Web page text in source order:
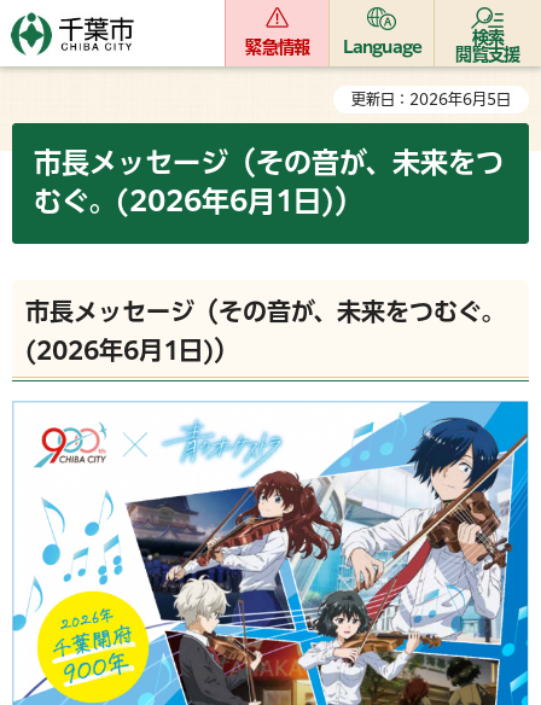
緊急情報 Language
検索
閲覧支援
更新日：2026年6月5日
市長メッセージ（その音が、未来をつ
むぐ。(2026年6月1日)）
市長メッセージ（その音が、未来をつむぐ。
(2026年6月1日)）